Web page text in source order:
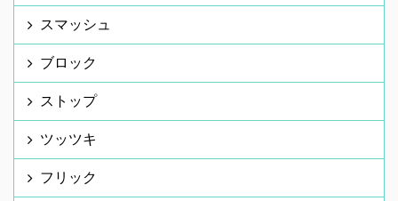
スマッシュ
ブロック
ストップ
ツッツキ
フリック